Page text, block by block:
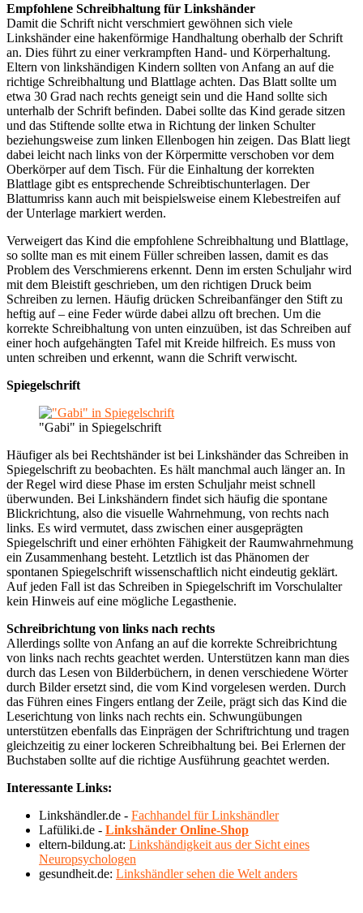
Empfohlene Schreibhaltung für Linkshänder
Damit die Schrift nicht verschmiert gewöhnen sich viele
Linkshänder eine hakenförmige Handhaltung oberhalb der Schrift
an. Dies führt zu einer verkrampften Hand- und Körperhaltung.
Eltern von linkshändigen Kindern sollten von Anfang an auf die
richtige Schreibhaltung und Blattlage achten. Das Blatt sollte um
etwa 30 Grad nach rechts geneigt sein und die Hand sollte sich
unterhalb der Schrift befinden. Dabei sollte das Kind gerade sitzen
und das Stiftende sollte etwa in Richtung der linken Schulter
beziehungsweise zum linken Ellenbogen hin zeigen. Das Blatt liegt
dabei leicht nach links von der Körpermitte verschoben vor dem
Oberkörper auf dem Tisch. Für die Einhaltung der korrekten
Blattlage gibt es entsprechende Schreibtischunterlagen. Der
Blattumriss kann auch mit beispielsweise einem Klebestreifen auf
der Unterlage markiert werden.
Verweigert das Kind die empfohlene Schreibhaltung und Blattlage,
so sollte man es mit einem Füller schreiben lassen, damit es das
Problem des Verschmierens erkennt. Denn im ersten Schuljahr wird
mit dem Bleistift geschrieben, um den richtigen Druck beim
Schreiben zu lernen. Häufig drücken Schreibanfänger den Stift zu
heftig auf – eine Feder würde dabei allzu oft brechen. Um die
korrekte Schreibhaltung von unten einzuüben, ist das Schreiben auf
einer hoch aufgehängten Tafel mit Kreide hilfreich. Es muss von
unten schreiben und erkennt, wann die Schrift verwischt.
Spiegelschrift
"Gabi" in Spiegelschrift
Häufiger als bei Rechtshänder ist bei Linkshänder das Schreiben in
Spiegelschrift zu beobachten. Es hält manchmal auch länger an. In
der Regel wird diese Phase im ersten Schuljahr meist schnell
überwunden. Bei Linkshändern findet sich häufig die spontane
Blickrichtung, also die visuelle Wahrnehmung, von rechts nach
links. Es wird vermutet, dass zwischen einer ausgeprägten
Spiegelschrift und einer erhöhten Fähigkeit der Raumwahrnehmung
ein Zusammenhang besteht. Letztlich ist das Phänomen der
spontanen Spiegelschrift wissenschaftlich nicht eindeutig geklärt.
Auf jeden Fall ist das Schreiben in Spiegelschrift im Vorschulalter
kein Hinweis auf eine mögliche Legasthenie.
Schreibrichtung von links nach rechts
Allerdings sollte von Anfang an auf die korrekte Schreibrichtung
von links nach rechts geachtet werden. Unterstützen kann man dies
durch das Lesen von Bilderbüchern, in denen verschiedene Wörter
durch Bilder ersetzt sind, die vom Kind vorgelesen werden. Durch
das Führen eines Fingers entlang der Zeile, prägt sich das Kind die
Leserichtung von links nach rechts ein. Schwungübungen
unterstützen ebenfalls das Einprägen der Schriftrichtung und tragen
gleichzeitig zu einer lockeren Schreibhaltung bei. Bei Erlernen der
Buchstaben sollte auf die richtige Ausführung geachtet werden.
Interessante Links:
Linkshändler.de - Fachhandel für Linkshändler
Lafüliki.de - Linkshänder Online-Shop
eltern-bildung.at: Linkshändigkeit aus der Sicht eines
Neuropsychologen
gesundheit.de: Linkshändler sehen die Welt anders